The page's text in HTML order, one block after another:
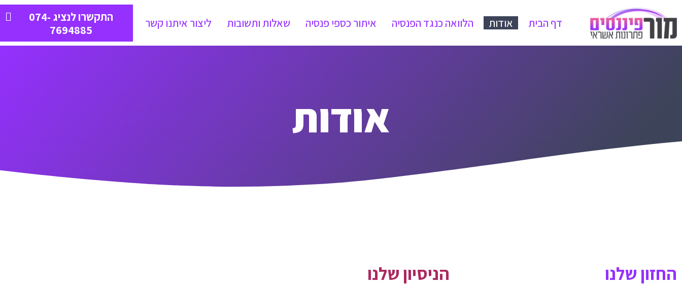
דף הבית אודות הלוואה כנגד הפנסיה איתור כספי פנסיה שאלות ותשובות ליצור איתנו קשר
התקשרו לנציג 074-
7694885
אודות
החזון שלנו הניסיון שלנו